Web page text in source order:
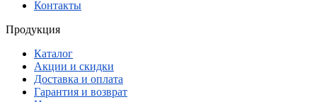
Контакты
Продукция
Каталог
Акции и скидки
Доставка и оплата
Гарантия и возврат